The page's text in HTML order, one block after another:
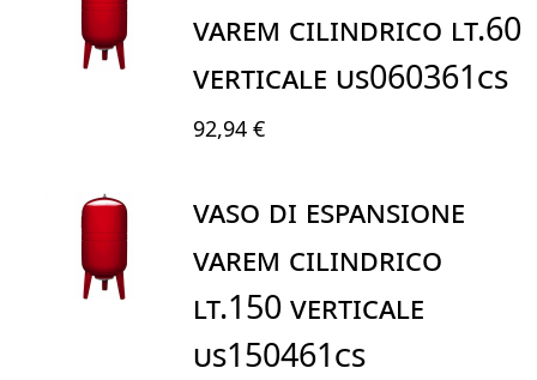
VAREM CILINDRICO LT.60
VERTICALE US060361CS
92,94 €
VASO DI ESPANSIONE
VAREM CILINDRICO
LT.150 VERTICALE
US150461CS